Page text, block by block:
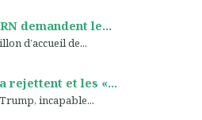
demandent le...
d’accueil de...
rejettent et les «...
incapable...